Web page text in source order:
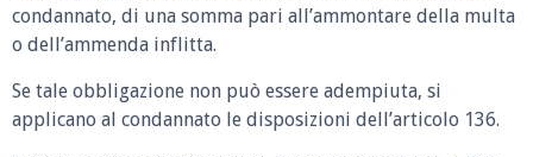
condannato, di una somma pari all’ammontare della multa
o dell’ammenda inflitta.
Se tale obbligazione non può essere adempiuta, si
applicano al condannato le disposizioni dell’articolo 136.